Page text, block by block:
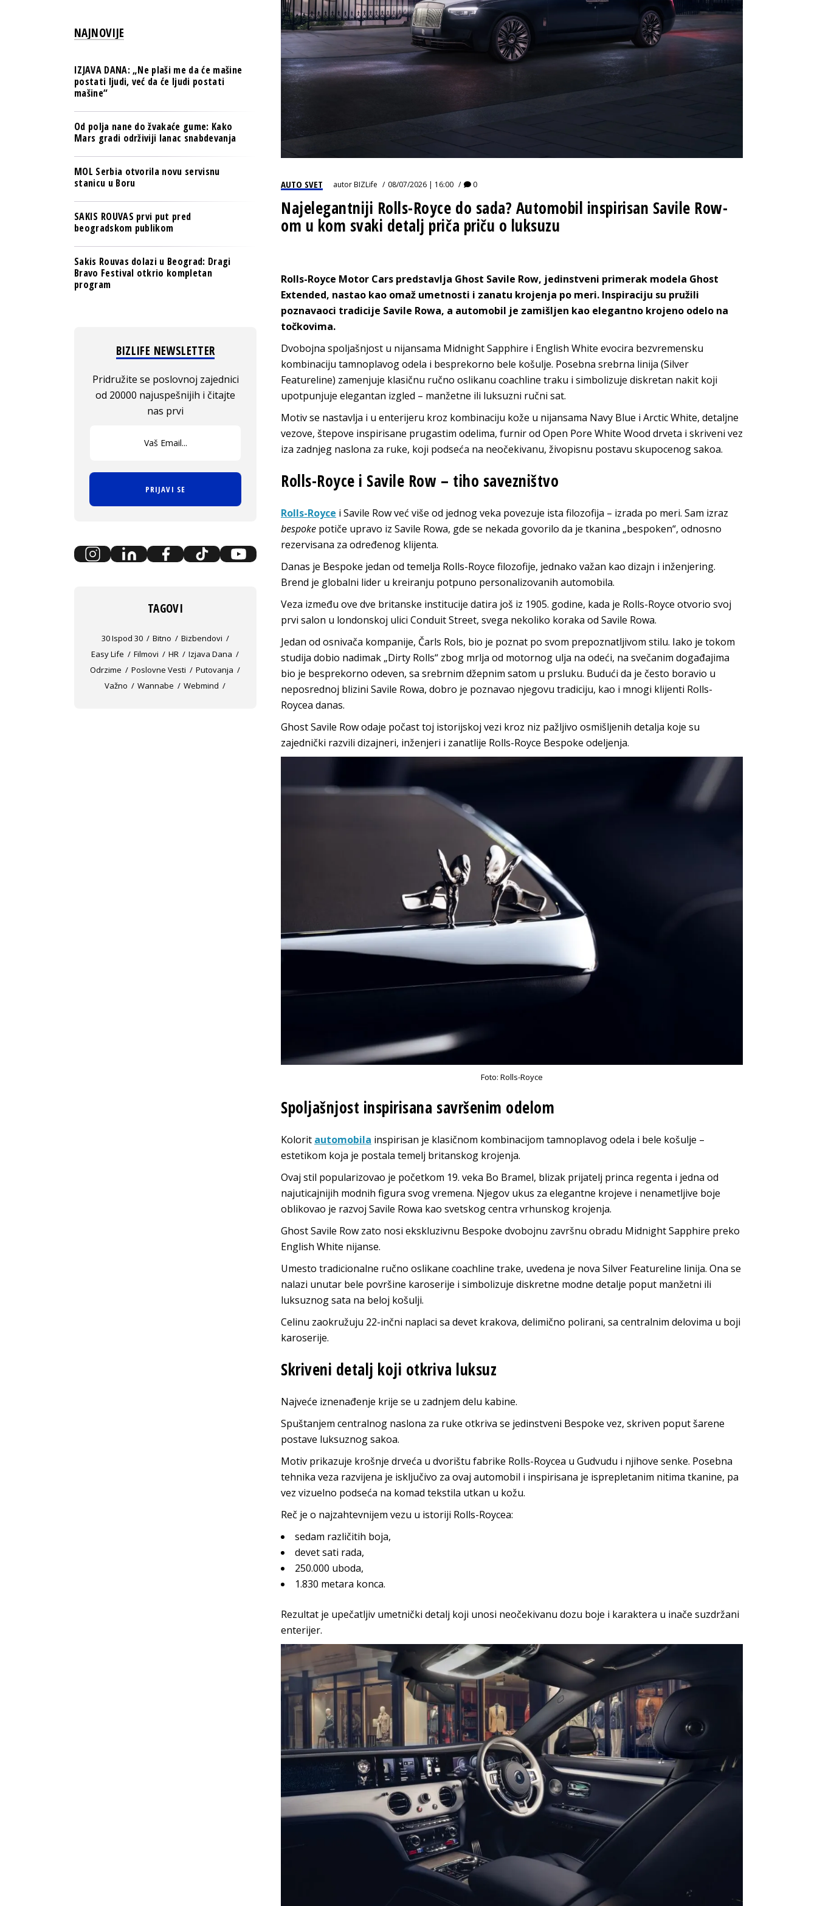
IZJAVA GODINE
AUTO SVET autorBIZLife 08/07/2026 | 16:00 0
Najelegantniji Rolls-Royce do sada? Automobil inspirisan Savile Row-
om u kom svaki detalj priča priču o luksuzu
Rolls-Royce Motor Cars predstavlja Ghost Savile Row, jedinstveni primerak modela Ghost
Extended, nastao kao omaž umetnosti i zanatu krojenja po meri. Inspiraciju su pružili
poznavaoci tradicije Savile Rowa, a automobil je zamišljen kao elegantno krojeno odelo na
točkovima.
Dvobojna spoljašnjost u nijansama Midnight Sapphire i English White evocira bezvremensku
kombinaciju tamnoplavog odela i besprekorno bele košulje. Posebna srebrna linija (Silver
Featureline) zamenjuje klasičnu ručno oslikanu coachline traku i simbolizuje diskretan nakit koji
upotpunjuje elegantan izgled – manžetne ili luksuzni ručni sat.
Motiv se nastavlja i u enterijeru kroz kombinaciju kože u nijansama Navy Blue i Arctic White, detaljne
vezove, štepove inspirisane prugastim odelima, furnir od Open Pore White Wood drveta i skriveni vez
iza zadnjeg naslona za ruke, koji podseća na neočekivanu, živopisnu postavu skupocenog sakoa.
Rolls-Royce i Savile Row – tiho savezništvo
Rolls-Royce i Savile Row već više od jednog veka povezuje ista filozofija – izrada po meri. Sam izraz
bespoke potiče upravo iz Savile Rowa, gde se nekada govorilo da je tkanina „bespoken“, odnosno
rezervisana za određenog klijenta.
Danas je Bespoke jedan od temelja Rolls-Royce filozofije, jednako važan kao dizajn i inženjering.
Brend je globalni lider u kreiranju potpuno personalizovanih automobila.
Veza između ove dve britanske institucije datira još iz 1905. godine, kada je Rolls-Royce otvorio svoj
prvi salon u londonskoj ulici Conduit Street, svega nekoliko koraka od Savile Rowa.
Jedan od osnivača kompanije, Čarls Rols, bio je poznat po svom prepoznatljivom stilu. Iako je tokom
studija dobio nadimak „Dirty Rolls“ zbog mrlja od motornog ulja na odeći, na svečanim događajima
bio je besprekorno odeven, sa srebrnim džepnim satom u prsluku. Budući da je često boravio u
neposrednoj blizini Savile Rowa, dobro je poznavao njegovu tradiciju, kao i mnogi klijenti Rolls-
Roycea danas.
Ghost Savile Row odaje počast toj istorijskoj vezi kroz niz pažljivo osmišljenih detalja koje su
zajednički razvili dizajneri, inženjeri i zanatlije Rolls-Royce Bespoke odeljenja.
Foto: Rolls-Royce
Spoljašnjost inspirisana savršenim odelom
Kolorit automobila inspirisan je klasičnom kombinacijom tamnoplavog odela i bele košulje –
estetikom koja je postala temelj britanskog krojenja.
Ovaj stil popularizovao je početkom 19. veka Bo Bramel, blizak prijatelj princa regenta i jedna od
najuticajnijih modnih figura svog vremena. Njegov ukus za elegantne krojeve i nenametljive boje
oblikovao je razvoj Savile Rowa kao svetskog centra vrhunskog krojenja.
Ghost Savile Row zato nosi ekskluzivnu Bespoke dvobojnu završnu obradu Midnight Sapphire preko
English White nijanse.
Umesto tradicionalne ručno oslikane coachline trake, uvedena je nova Silver Featureline linija. Ona se
nalazi unutar bele površine karoserije i simbolizuje diskretne modne detalje poput manžetni ili
luksuznog sata na beloj košulji.
Celinu zaokružuju 22-inčni naplaci sa devet krakova, delimično polirani, sa centralnim delovima u boji
karoserije.
Skriveni detalj koji otkriva luksuz
Najveće iznenađenje krije se u zadnjem delu kabine.
Spuštanjem centralnog naslona za ruke otkriva se jedinstveni Bespoke vez, skriven poput šarene
postave luksuznog sakoa.
Motiv prikazuje krošnje drveća u dvorištu fabrike Rolls-Roycea u Gudvudu i njihove senke. Posebna
tehnika veza razvijena je isključivo za ovaj automobil i inspirisana je isprepletanim nitima tkanine, pa
vez vizuelno podseća na komad tekstila utkan u kožu.
Reč je o najzahtevnijem vezu u istoriji Rolls-Roycea:
sedam različitih boja,
devet sati rada,
250.000 uboda,
1.830 metara konca.
Rezultat je upečatljiv umetnički detalj koji unosi neočekivanu dozu boje i karaktera u inače suzdržani
enterijer.
NAJNOVIJE
IZJAVA DANA: „Ne plaši me da će mašine
postati ljudi, već da će ljudi postati
mašine“
Od polja nane do žvakaće gume: Kako
Mars gradi održiviji lanac snabdevanja
MOL Serbia otvorila novu servisnu
stanicu u Boru
SAKIS ROUVAS prvi put pred
beogradskom publikom
Sakis Rouvas dolazi u Beograd: Dragi
Bravo Festival otkrio kompletan
program
BIZLIFE NEWSLETTER
Pridružite se poslovnoj zajednici
od 20000 najuspešnijih i čitajte
nas prvi
PRIJAVI SE
TAGOVI
30 Ispod 30 Bitno
Bizbendovi
Easy Life
Filmovi HR
Izjava Dana
Odrzime
Poslovne Vesti
Putovanja
Važno
Wannabe Webmind